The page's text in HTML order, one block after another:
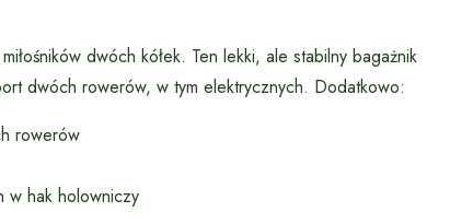
dwóch kółek. Ten lekki, ale stabilny bagażnik
dwóch rowerów, w tym elektrycznych. Dodatkowo:
rowerów
w hak holowniczy